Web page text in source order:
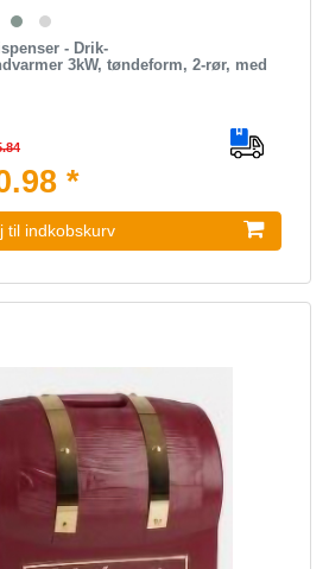
- Drik-
3kW, tøndeform, 2-rør, med
*
til indkobskurv